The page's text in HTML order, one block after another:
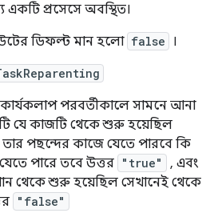
একটি প্রসেসে অবস্থিত।
ডিফল্ট মান হলো false ।
পরবর্তীকালে সামনে আনা
যে কাজটি থেকে শুরু হয়েছিল
পছন্দের কাজে যেতে পারবে কি
পারে তবে উত্তর "true"
, এবং
থেকে শুরু হয়েছিল সেখানেই থেকে
"false"